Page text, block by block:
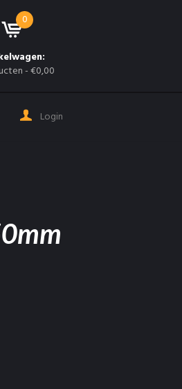
0
-€0,00
Login